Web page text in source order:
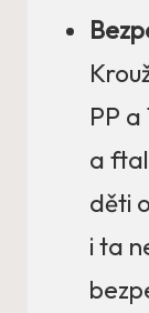
PP a
a
děti
i ta